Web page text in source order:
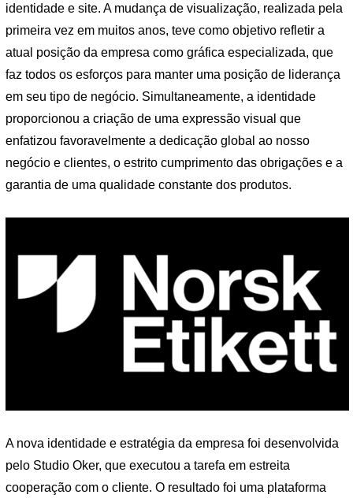
identidade e site. A mudança de visualização, realizada pela
primeira vez em muitos anos, teve como objetivo refletir a
atual posição da empresa como gráfica especializada, que
faz todos os esforços para manter uma posição de liderança
em seu tipo de negócio. Simultaneamente, a identidade
proporcionou a criação de uma expressão visual que
enfatizou favoravelmente a dedicação global ao nosso
negócio e clientes, o estrito cumprimento das obrigações e a
garantia de uma qualidade constante dos produtos.
A nova identidade e estratégia da empresa foi desenvolvida
pelo Studio Oker, que executou a tarefa em estreita
cooperação com o cliente. O resultado foi uma plataforma